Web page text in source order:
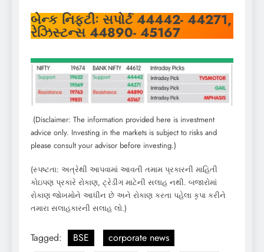
બેન્ક નિફ્ટીઃ સપોર્ટ 44442- 44271,
રેઝિસ્ટન્સ 44890- 45167
(Disclaimer: The information provided here is investment
advice only. Investing in the markets is subject to risks and
please consult your advisor before investing.)
(સ્પષ્ટતા: અત્રેથી આપવામાં આવતી તમામ પ્રકારની માહિતી
કોઇપણ પ્રકારે રોકાણ, ટ્રેડીંગ માટેની સલાહ નથી. બજારોમાં
રોકાણ જોખમોને આધીન છે અને રોકાણ કરતા પહેલા કૃપા કરીને
તમારા સલાહકારની સલાહ લો.)
Tagged: BSE
corporate news